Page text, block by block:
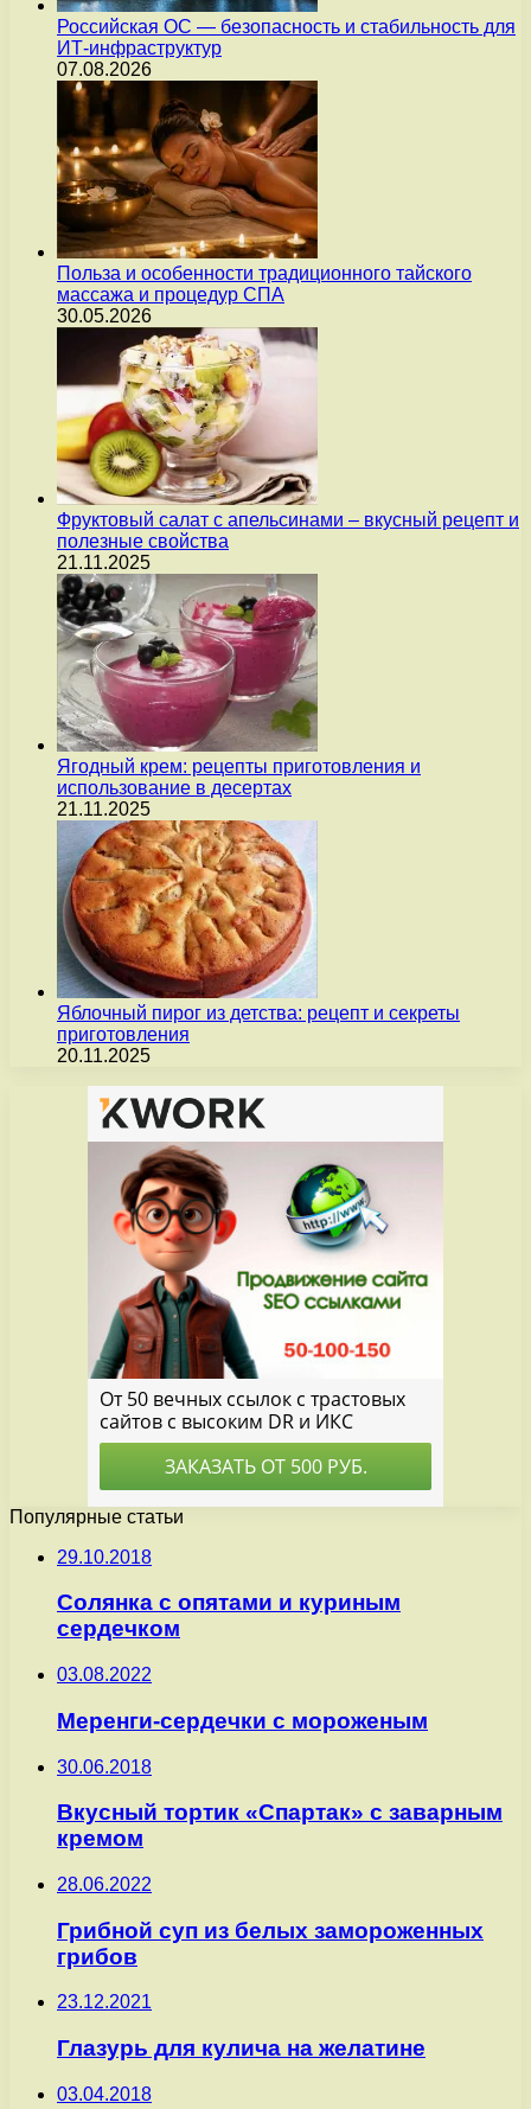
Российская ОС — безопасность и стабильность для
ИТ-инфраструктур
07.08.2026
Польза и особенности традиционного тайского
массажа и процедур СПА
30.05.2026
Фруктовый салат с апельсинами – вкусный рецепт и
полезные свойства
21.11.2025
Ягодный крем: рецепты приготовления и
использование в десертах
21.11.2025
Яблочный пирог из детства: рецепт и секреты
приготовления
20.11.2025
Популярные статьи
29.10.2018
Солянка с опятами и куриным
сердечком
03.08.2022
Меренги-сердечки с мороженым
30.06.2018
Вкусный тортик «Спартак» с заварным
кремом
28.06.2022
Грибной суп из белых замороженных
грибов
23.12.2021
Глазурь для кулича на желатине
03.04.2018